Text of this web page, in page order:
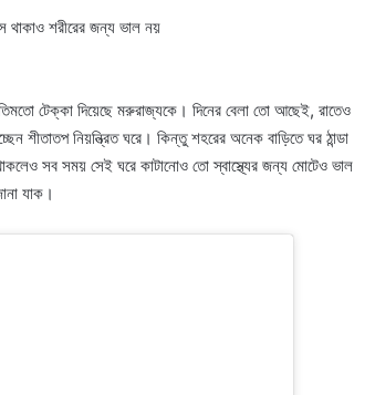
থাকাও শরীরের জন্য ভাল নয়
টেক্কা দিয়েছে মরুরাজ্যকে। দিনের বেলা তো আছেই, রাতেও
শীতাতপ নিয়ন্ত্রিত ঘরে। কিন্তু শহরের অনেক বাড়িতে ঘর ঠান্ডা
সব সময় সেই ঘরে কাটানোও তো স্বাস্থ্যের জন্য মোটেও ভাল
যাক।